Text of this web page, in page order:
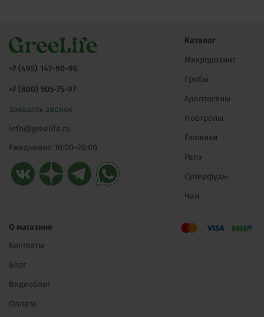
+7 (495) 147-90-96
+7 (800) 505-75-97
Заказать звонок
info@greelife.ru
Ежедневно 10:00–20:00
Каталог
Микродозинг
Грибы
Адаптогены
Ноотропы
Ежовики
Рапэ
Суперфуды
Чаи
О магазине
Контакты
Блог
Видеоблог
Оплата